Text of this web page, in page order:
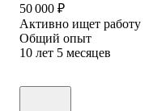
50 000 ₽
Активно ищет работу
Общий опыт
10 лет 5 месяцев